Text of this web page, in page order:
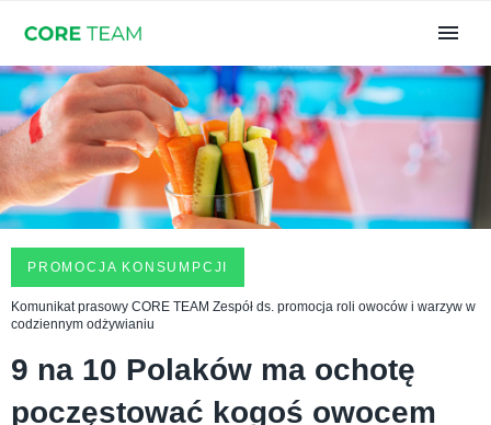
PROMOCJA KONSUMPCJI
Komunikat prasowy CORE TEAM Zespół ds. promocja roli owoców i warzyw w
codziennym odżywianiu
9 na 10 Polaków ma ochotę
poczęstować kogoś owocem